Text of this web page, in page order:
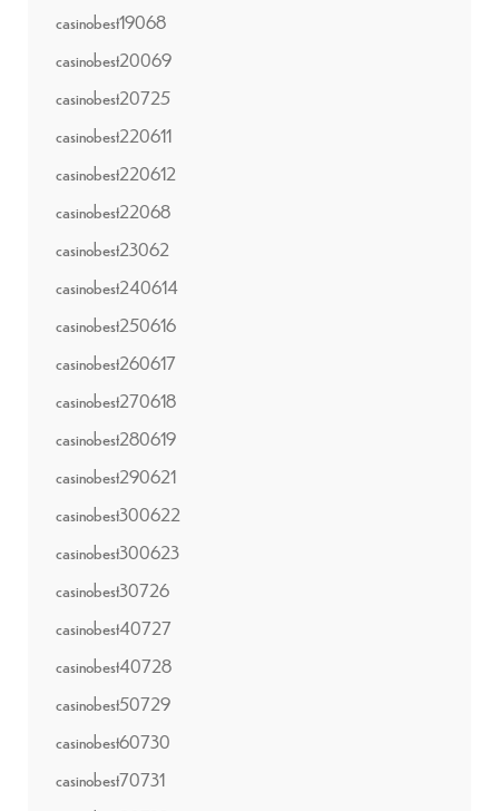
casinobest19068
casinobest20069
casinobest20725
casinobest220611
casinobest220612
casinobest22068
casinobest23062
casinobest240614
casinobest250616
casinobest260617
casinobest270618
casinobest280619
casinobest290621
casinobest300622
casinobest300623
casinobest30726
casinobest40727
casinobest40728
casinobest50729
casinobest60730
casinobest70731